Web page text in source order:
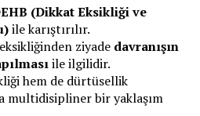
(Dikkat Eksikliği ve
ile karıştırılır.
ziyade davranışın
ile ilgilidir.
hem de dürtüsellik
multidisipliner bir yaklaşım